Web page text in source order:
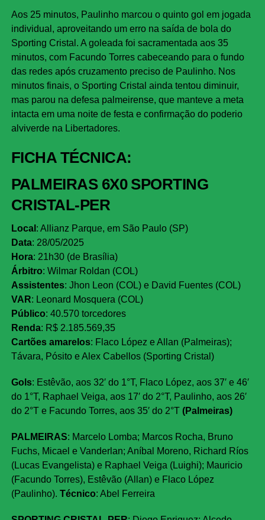
Aos 25 minutos, Paulinho marcou o quinto gol em jogada
individual, aproveitando um erro na saída de bola do
Sporting Cristal. A goleada foi sacramentada aos 35
minutos, com Facundo Torres cabeceando para o fundo
das redes após cruzamento preciso de Paulinho. Nos
minutos finais, o Sporting Cristal ainda tentou diminuir,
mas parou na defesa palmeirense, que manteve a meta
intacta em uma noite de festa e confirmação do poderio
alviverde na Libertadores.
FICHA TÉCNICA:
PALMEIRAS 6X0 SPORTING
CRISTAL-PER
Local : Allianz Parque, em São Paulo (SP)
Data: 28/05/2025
Hora: 21h30 (de Brasília)
Árbitro: Wilmar Roldan (COL)
Assistentes: Jhon Leon (COL) e David Fuentes (COL)
VAR: Leonard Mosquera (COL)
Público: 40.570 torcedores
Renda: R$ 2.185.569,35
Cartões amarelos: Flaco López e Allan (Palmeiras);
Távara, Pósito e Alex Cabellos (Sporting Cristal)
Gols: Estêvão, aos 32′ do 1°T, Flaco López, aos 37′ e 46′
do 1°T, Raphael Veiga, aos 17′ do 2°T, Paulinho, aos 26′
do 2°T e Facundo Torres, aos 35′ do 2°T (Palmeiras)
PALMEIRAS: Marcelo Lomba; Marcos Rocha, Bruno
Fuchs, Micael e Vanderlan; Aníbal Moreno, Richard Ríos
(Lucas Evangelista) e Raphael Veiga (Luighi); Mauricio
(Facundo Torres), Estêvão (Allan) e Flaco López
(Paulinho). Técnico: Abel Ferreira